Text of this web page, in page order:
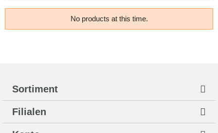
No products at this time.
Sortiment
Filialen